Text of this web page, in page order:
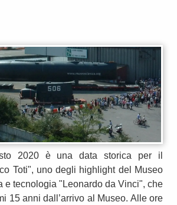
2020 è una data storica per il
Toti", uno degli highlight del Museo
e tecnologia "Leonardo da Vinci", che
15 anni dall’arrivo al Museo. Alle ore